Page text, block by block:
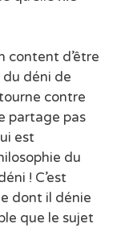
content d’être
déni de
contre
partage pas
est
du
! C’est
dont il dénie
que le sujet